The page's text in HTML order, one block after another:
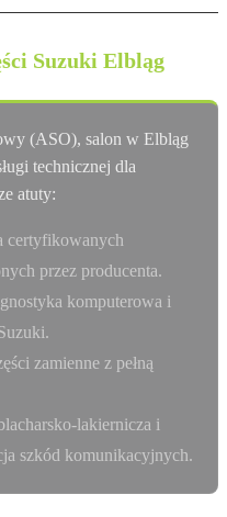
Suzuki Elbląg
(ASO), salon w Elbląg
technicznej dla
atuty:
certyfikowanych
przez producenta.
komputerowa i
zamienne z pełną
lakiernicza i
szkód komunikacyjnych.